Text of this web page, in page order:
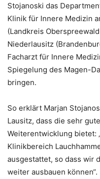
Stojanoski das
Klinik für Innere Medizin
(Landkreis
Niederlausitz
Facharzt für Innere
Spiegelung des Magen-
bringen.
So erklärt Marjan
Lausitz, dass die sehr
Weiterentwicklung bietet:
Klinikbereich
ausgestattet, so dass wir
weiter ausbauen können“.